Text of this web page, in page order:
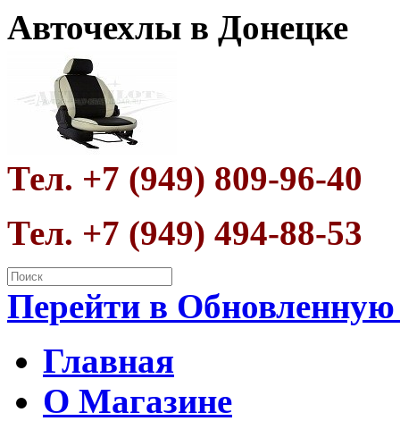
Авточехлы в Донецке
Тел. +7 (949) 809-96-40
Тел. +7 (949) 494-88-53
Перейти в
Главная
О Магазине